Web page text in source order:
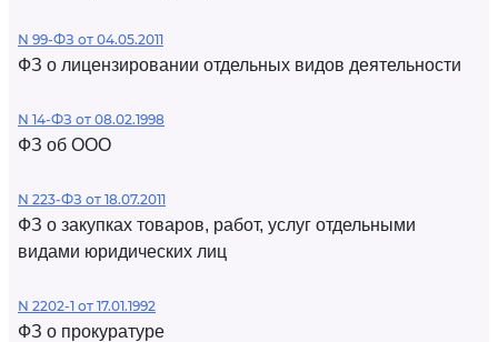
N 99-ФЗ от 04.05.2011
ФЗ о лицензировании отдельных видов деятельности
N 14-ФЗ от 08.02.1998
ФЗ об ООО
N 223-ФЗ от 18.07.2011
ФЗ о закупках товаров, работ, услуг отдельными
видами юридических лиц
N 2202-1 от 17.01.1992
ФЗ о прокуратуре